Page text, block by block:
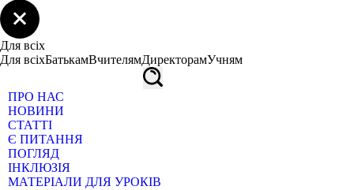
Для всіх
Для всіхБатькамВчителямДиректорамУчням
ПРО НАС
НОВИНИ
СТАТТІ
Є ПИТАННЯ
ПОГЛЯД
ІНКЛЮЗІЯ
МАТЕРІАЛИ ДЛЯ УРОКІВ